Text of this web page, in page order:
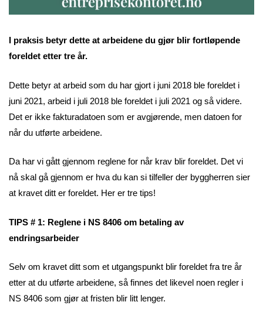
I praksis betyr dette at arbeidene du gjør blir fortløpende
foreldet etter tre år.
Dette betyr at arbeid som du har gjort i juni 2018 ble foreldet i
juni 2021, arbeid i juli 2018 ble foreldet i juli 2021 og så videre.
Det er ikke fakturadatoen som er avgjørende, men datoen for
når du utførte arbeidene.
Da har vi gått gjennom reglene for når krav blir foreldet. Det vi
nå skal gå gjennom er hva du kan si tilfeller der byggherren sier
at kravet ditt er foreldet. Her er tre tips!
TIPS # 1: Reglene i NS 8406 om betaling av
endringsarbeider
Selv om kravet ditt som et utgangspunkt blir foreldet fra tre år
etter at du utførte arbeidene, så finnes det likevel noen regler i
NS 8406 som gjør at fristen blir litt lenger.